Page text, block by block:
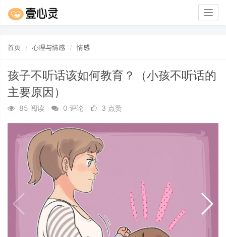
首页 心理与情感 情感
孩子不听话该如何教育？（小孩不听话的
主要原因）
85 阅读 0 评论 3 点赞